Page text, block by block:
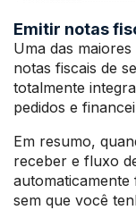
Emitir notas
Uma das
notas fiscais de
totalmente
pedidos e
Em resumo,
receber e fluxo
automaticamente
sem que você